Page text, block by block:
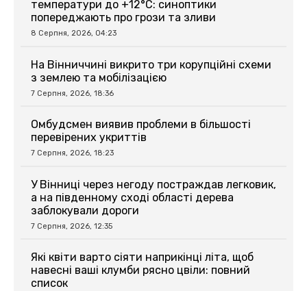
температури до +12°C: синоптики
попереджають про грози та зливи
8 Серпня, 2026, 04:23
На Вінниччині викрито три корупційні схеми
з землею та мобілізацією
7 Серпня, 2026, 18:36
Омбудсмен виявив проблеми в більшості
перевірених укриттів
7 Серпня, 2026, 18:23
У Вінниці через негоду постраждав легковик,
а на південному сході області дерева
заблокували дороги
7 Серпня, 2026, 12:35
Які квіти варто сіяти наприкінці літа, щоб
навесні ваші клумби рясно цвіли: повний
список